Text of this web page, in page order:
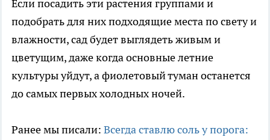
Если посадить эти растения группами и
подобрать для них подходящие места по свету и
влажности, сад будет выглядеть живым и
цветущим, даже когда основные летние
культуры уйдут, а фиолетовый туман останется
до самых первых холодных ночей.
Ранее мы писали: Всегда ставлю соль у порога: